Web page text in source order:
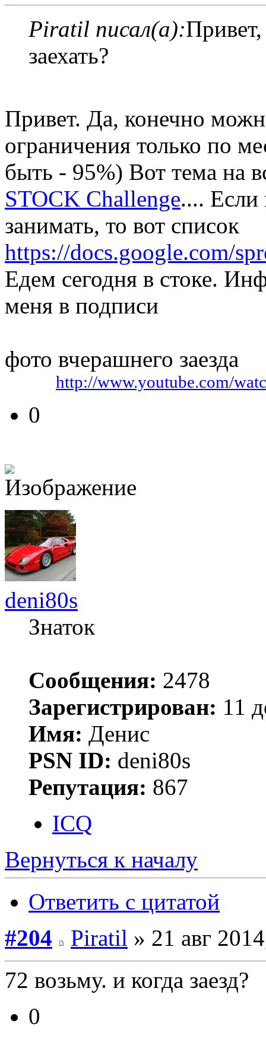
Piratil писал(а):
заехать?
Привет. Да, конечно
ограничения только по
быть - 95%) Вот тема на
STOCK Challenge.... Если
занимать, то вот список
https://docs.google.com/
Едем сегодня в стоке.
меня в подписи
фото вчерашнего заезда
http://www.youtube.com/
0
deni80s
Знаток
Сообщения: 2478
Зарегистрирован: 11
Имя: Денис
PSN ID: deni80s
Репутация: 867
ICQ
Вернуться к началу
Ответить с цитатой
#204
Piratil » 21 авг
72 возьму. и когда заезд?
0